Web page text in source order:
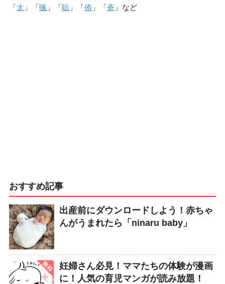
「太 」「颯 」「聡 」「侑」「蒼」など
おすすめ記事
出産前にダウンロードしよう！赤ちゃ
んがうまれたら「ninaru baby」
妊婦さん必見！ママたちの体験が漫画
に！人気の育児マンガが読み放題！